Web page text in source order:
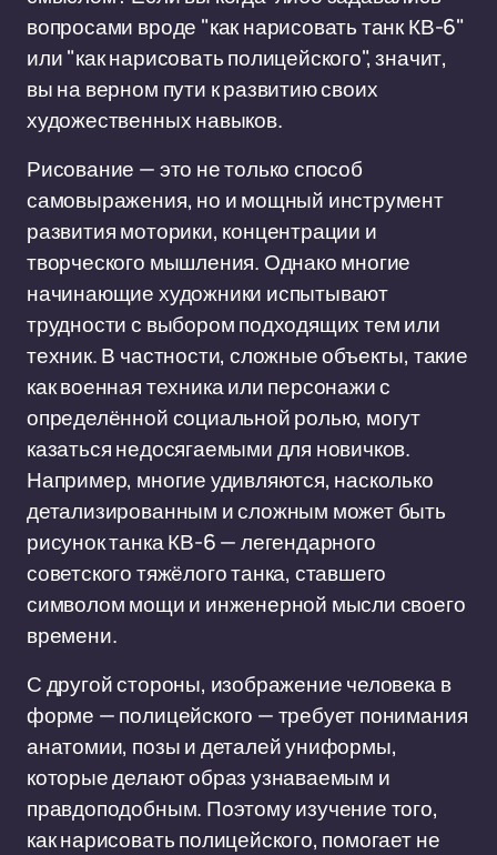
вопросами вроде "как нарисовать танк КВ-6"
или "как нарисовать полицейского", значит,
вы на верном пути к развитию своих
художественных навыков.
Рисование — это не только способ
самовыражения, но и мощный инструмент
развития моторики, концентрации и
творческого мышления. Однако многие
начинающие художники испытывают
трудности с выбором подходящих тем или
техник. В частности, сложные объекты, такие
как военная техника или персонажи с
определённой социальной ролью, могут
казаться недосягаемыми для новичков.
Например, многие удивляются, насколько
детализированным и сложным может быть
рисунок танка КВ-6 — легендарного
советского тяжёлого танка, ставшего
символом мощи и инженерной мысли своего
времени.
С другой стороны, изображение человека в
форме — полицейского — требует понимания
анатомии, позы и деталей униформы,
которые делают образ узнаваемым и
правдоподобным. Поэтому изучение того,
как нарисовать полицейского, помогает не